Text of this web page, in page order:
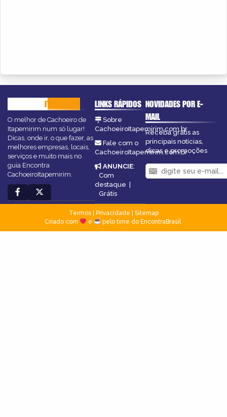
ITAPEMIRIM
O melhor de Cachoeiro de
Itapemirim num só lugar!
Dicas, onde ir, o que fazer, as
melhores empresas, locais,
serviços e muito mais no
guia Encontra
CachoeiroItapemirim.
LINKS RÁPIDOS
Sobre
CachoeiroItapemirim.com.br
Fale com o
CachoeiroItapemirim.com.br
ANUNCIE:
Com
destaque |
Grátis
NOVIDADES POR E-
MAIL
Receba grátis as
principais notícias,
dicas e promoções
Termos| Privacidade
Sitemap
Criado com
e pelo time do EncontraBrasil